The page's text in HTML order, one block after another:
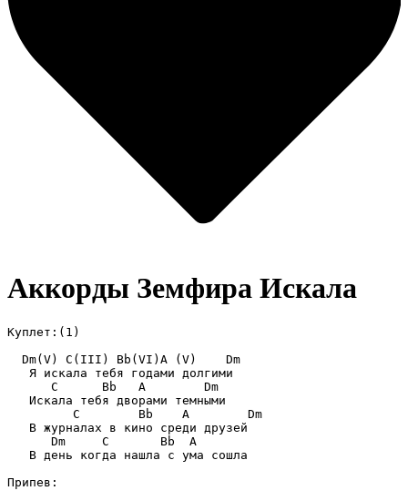
Аккорды Земфира Искала
Куплет:(1)
  Dm(V) C(III) Bb(VI)A (V)    Dm
   Я искала тебя годами долгими
      C      Bb   A        Dm
   Искала тебя дворами темными
         C        Bb    A        Dm
   В журналах в кино среди друзей
      Dm     C       Bb  A
   В день когда нашла с ума сошла
Припев: